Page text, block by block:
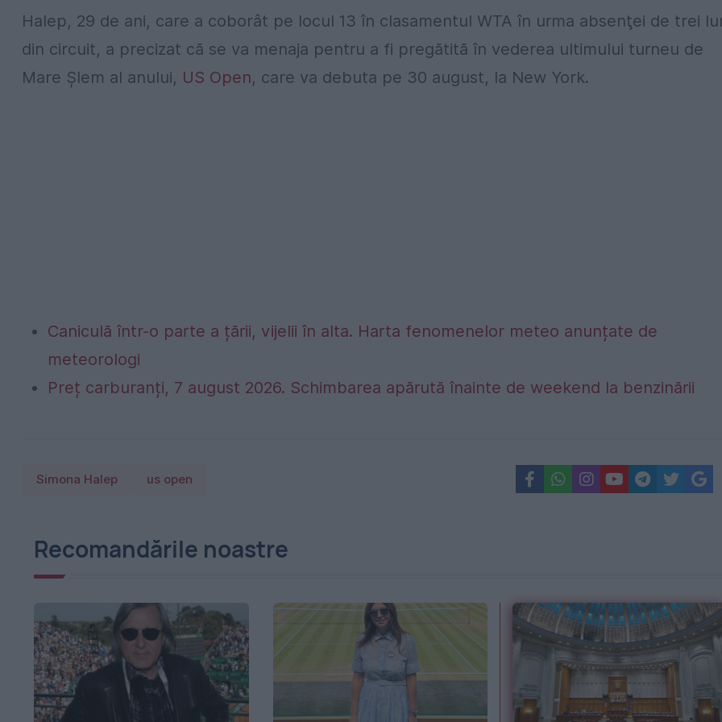
Halep, 29 de ani, care a coborât pe locul 13 în clasamentul WTA în urma absenţei de trei
din circuit, a precizat că se va menaja pentru a fi pregătită în vederea ultimului turneu de
Mare Şlem al anului, US Open, care va debuta pe 30 august, la New York.
Caniculă într-o parte a țării, vijelii în alta. Harta fenomenelor meteo anunțate de
meteorologi
Preț carburanți, 7 august 2026. Schimbarea apărută înainte de weekend la benzinării
Simona Halep us open
Recomandările noastre